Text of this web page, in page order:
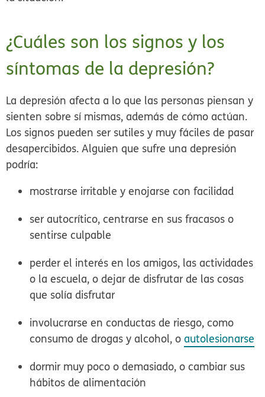
¿Cuáles son los signos y los
síntomas de la depresión?
La depresión afecta a lo que las personas piensan y
sienten sobre sí mismas, además de cómo actúan.
Los signos pueden ser sutiles y muy fáciles de pasar
desapercibidos. Alguien que sufre una depresión
podría:
mostrarse irritable y enojarse con facilidad
ser autocrítico, centrarse en sus fracasos o
sentirse culpable
perder el interés en los amigos, las actividades
o la escuela, o dejar de disfrutar de las cosas
que solía disfrutar
involucrarse en conductas de riesgo, como
consumo de drogas y alcohol, oautolesionarse
dormir muy poco o demasiado, o cambiar sus
hábitos de alimentación